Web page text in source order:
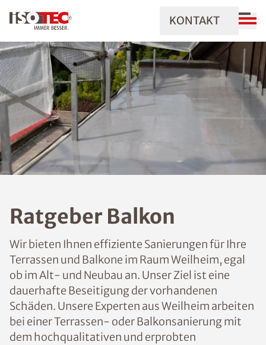
KONTAKT
Ratgeber Balkon
Wir bieten Ihnen effiziente Sanierungen für Ihre
Terrassen und Balkone im Raum Weilheim, egal
ob im Alt- und Neubau an. Unser Ziel ist eine
dauerhafte Beseitigung der vorhandenen
Schäden. Unsere Experten aus Weilheim arbeiten
bei einer Terrassen- oder Balkonsanierung mit
dem hochqualitativen und erprobten